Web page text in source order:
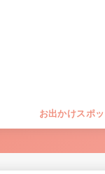
お出かけスポ